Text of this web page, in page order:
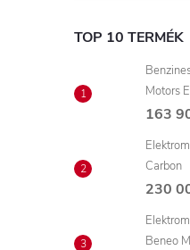
TOP 10 TERMÉK
Motors
163
Carbon
230
Beneo